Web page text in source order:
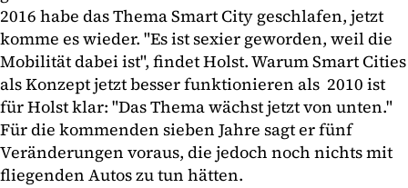
2016 habe das Thema Smart City geschlafen, jetzt
komme es wieder. "Es ist sexier geworden, weil die
Mobilität dabei ist", findet Holst. Warum Smart Cities
als Konzept jetzt besser funktionieren als 2010 ist
für Holst klar: "Das Thema wächst jetzt von unten."
Für die kommenden sieben Jahre sagt er fünf
Veränderungen voraus, die jedoch noch nichts mit
fliegenden Autos zu tun hätten.